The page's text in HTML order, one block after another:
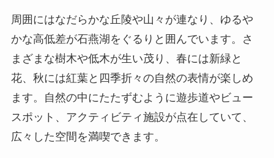
周囲にはなだらかな丘陵や山々が連なり、ゆるや
かな高低差が石燕湖をぐるりと囲んでいます。さ
まざまな樹木や低木が生い茂り、春には新緑と
花、秋には紅葉と四季折々の自然の表情が楽しめ
ます。自然の中にたたずむように遊歩道やビュー
スポット、アクティビティ施設が点在していて、
広々した空間を満喫できます。